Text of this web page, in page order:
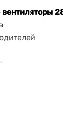
280 мм в